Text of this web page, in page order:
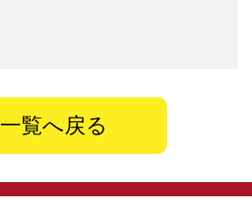
一覧へ戻る